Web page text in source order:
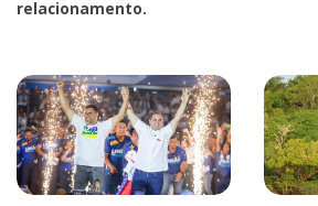
relacionamento.